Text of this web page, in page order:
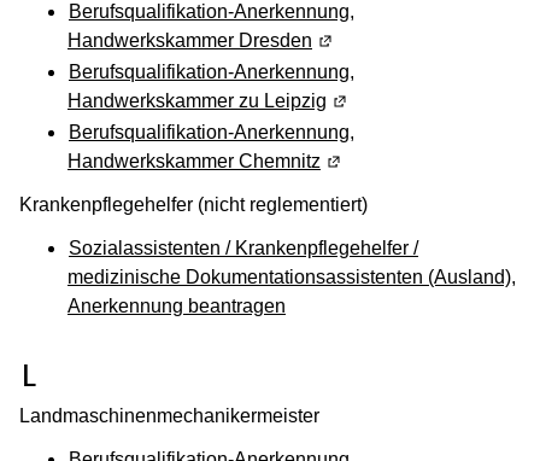
Berufsqualifikation-Anerkennung,
Handwerkskammer Dresden (Wird in einem neuen
Berufsqualifikation-Anerkennung,
Handwerkskammer zu Leipzig (Wird in einem neuen
Berufsqualifikation-Anerkennung,
Handwerkskammer Chemnitz (Wird in einem neuen
Krankenpflegehelfer (nicht reglementiert)
Sozialassistenten / Krankenpflegehelfer /
medizinische Dokumentationsassistenten (Ausland),
Anerkennung beantragen
(Wird in einem neuen Fenster
L
Landmaschinenmechanikermeister